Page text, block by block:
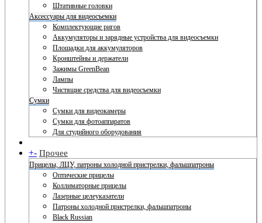
Штативные головки
Аксессуары для видеосъемки
Комплектующие ригов
Аккумуляторы и зарядные устройства для видеосъемки
Площадки для аккумуляторов
Кронштейны и держатели
Зажимы GreenBean
Лампы
Чистящие средства для видеосъемки
Сумки
Сумки для видеокамеры
Сумки для фотоаппаратов
Для студийного оборудования
+- Прочее
Прицелы, ЛЦУ, патроны холодной пристрелки, фальшпатроны
Оптические прицелы
Коллиматорные прицелы
Лазерные целеуказатели
Патроны холодной пристрелки, фальшпатроны
Black Russian